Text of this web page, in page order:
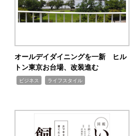
オールデイダイニングを一新 ヒル
トン東京お台場、改装進む
ビジネス ライフスタイル